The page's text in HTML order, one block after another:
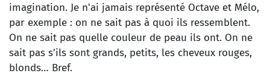
imagination. Je n'ai jamais représenté Octave et Mélo,
par exemple : on ne sait pas à quoi ils ressemblent.
On ne sait pas quelle couleur de peau ils ont. On ne
sait pas s’ils sont grands, petits, les cheveux rouges,
blonds… Bref.